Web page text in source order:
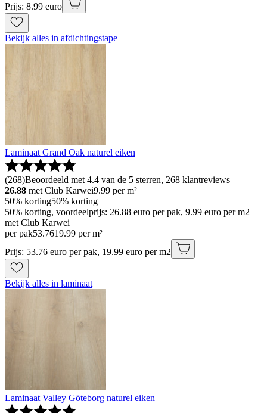
Prijs: 8.99 euro
Bekijk alles in afdichtingstape
Laminaat Grand Oak naturel eiken
(268)Beoordeeld met 4.4 van de 5 sterren, 268 klantreviews
26.88 met Club Karwei9.99 per m²
50% korting50% korting
50% korting, voordeelprijs: 26.88 euro per pak, 9.99 euro per m2
met Club Karwei
per pak53.7619.99 per m²
Prijs: 53.76 euro per pak, 19.99 euro per m2
Bekijk alles in laminaat
Laminaat Valley Göteborg naturel eiken